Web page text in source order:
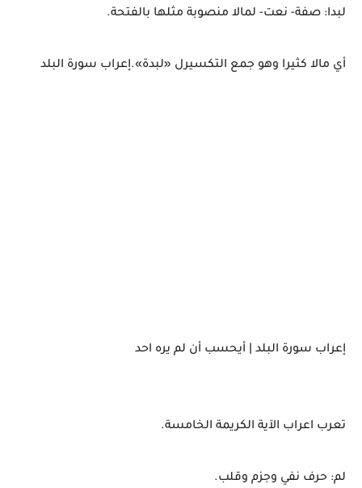
لبدا: صفة- نعت- لمالا منصوبة مثلها بالفتحة.
أي مالا كثيرا وهو جمع التكسيرل «لبدة».إعراب سورة البلد
إعراب سورة البلد | أيحسب أن لم يره احد
تعرب اعراب الآية الكريمة الخامسة.
لم: حرف نفي وجزم وقلب.